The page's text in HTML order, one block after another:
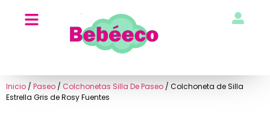
Inicio / Paseo / Colchonetas Silla De Paseo / Colchoneta de Silla
Estrella Gris de Rosy Fuentes